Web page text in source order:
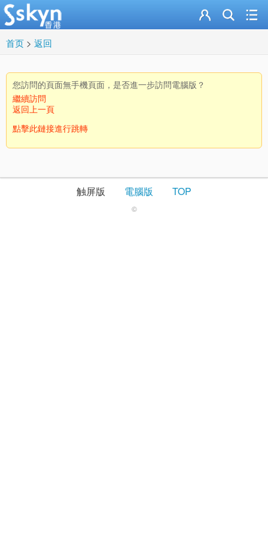
首页 > 返回
您訪問的頁面無手機頁面，是否進一步訪問電腦版？
繼續訪問
返回上一頁
點擊此鏈接進行跳轉
触屏版 電腦版 TOP
©